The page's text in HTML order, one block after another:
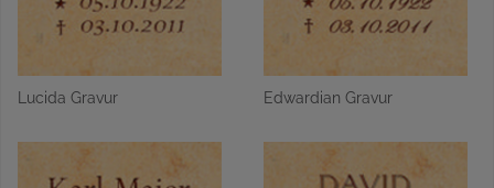
Lucida Gravur Edwardian Gravur